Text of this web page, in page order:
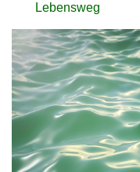
Lebensweg